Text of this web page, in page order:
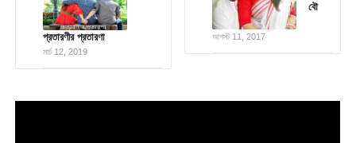
প্রতারণীর প্রতারণা
মার্চ 12, 2019
বৌ
আগস্ট 11, 2017